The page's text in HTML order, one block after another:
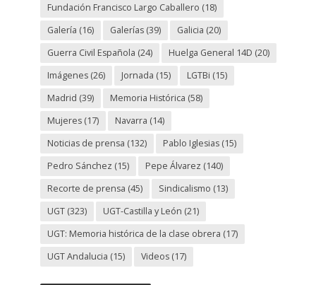
Fundación Francisco Largo Caballero (18)
Galería (16) Galerías(39) Galicia (20)
Guerra Civil Española (24) Huelga General 14D (20)
Imágenes(26) Jornada (15) LGTBi (15)
Madrid (39) Memoria Histórica (58)
Mujeres(17) Navarra (14)
Noticias de prensa (132) Pablo Iglesias(15)
Pedro Sánchez (15) Pepe Álvarez (140)
Recorte de prensa (45) Sindicalismo (13)
UGT(323) UGT-Castilla y León (21)
UGT: Memoria histórica de la clase obrera (17)
UGT Andalucia (15) Videos(17)